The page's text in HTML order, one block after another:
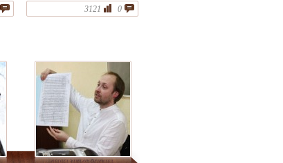
0
3121